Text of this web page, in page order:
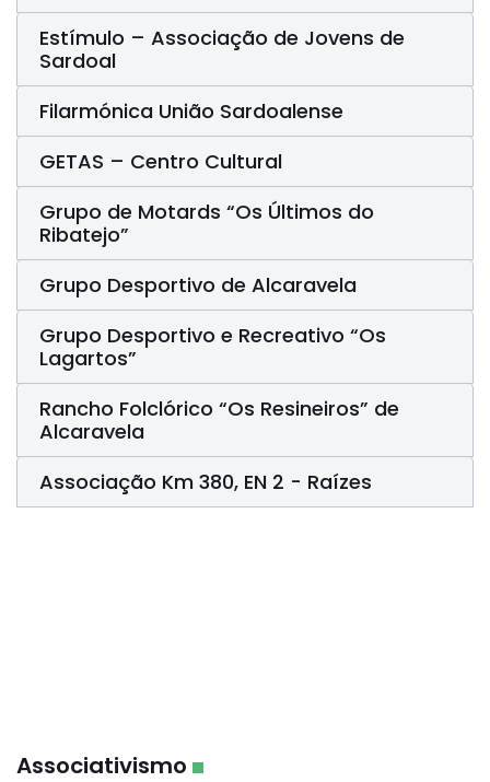
Associativismo
Estímulo – Associação de Jovens de
Sardoal
Filarmónica União Sardoalense
GETAS – Centro Cultural
Grupo de Motards “Os Últimos do
Ribatejo”
Grupo Desportivo de Alcaravela
Grupo Desportivo e Recreativo “Os
Lagartos”
Rancho Folclórico “Os Resineiros” de
Alcaravela
Associação Km 380, EN 2 - Raízes